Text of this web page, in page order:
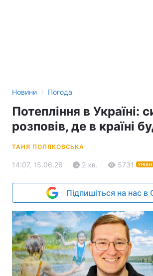
Новини › Погода
Потепління в Україні:
розповів, де в країні
ТАНЯ ПОЛЯКОВСЬКА
14:07, 15.06.26 2 хв. 5731 УНІАН
Підпишіться на нас в